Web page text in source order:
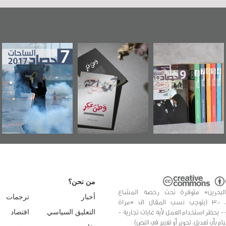
«وطن عكر» رواية
جديدة لمعتقل
عسكري تصدر عن
«مرآة البحرين»
حصاد 2017
عاشوراء
متوفرة تحت رخصة المشاع
الإبداعي، 3.0 (يتوجب نسب المقال الى «مراة
- يحظر استخدام العمل لأية غايات تجارية -
بأي تعديل، تحوير أو تغيير في النص)
من نحن؟
أخبار
التعليق السياسي
ترجمات
اقتصاد